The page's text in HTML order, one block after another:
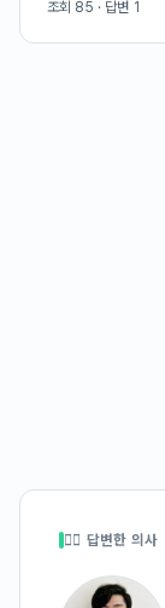
조회 85 · 답변 1
👩‍⚕️ 답변한 의사